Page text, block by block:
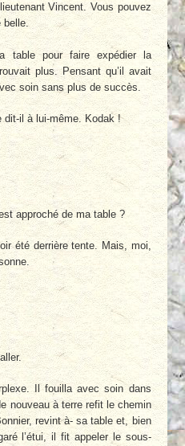
Vincent. Vous pouvez
belle.
table pour faire expédier la
plus. Pensant qu’il avait
soin sans plus de succès.
il à lui-même. Kodak !
approché de ma table ?
été derrière tente. Mais, moi,
Il fouilla avec soin dans
nouveau à terre refit le chemin
revint à- sa table et, bien
l’étui, il fit appeler le sous-